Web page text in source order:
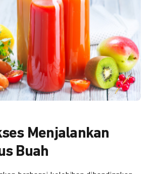
Menjalankan
Buah